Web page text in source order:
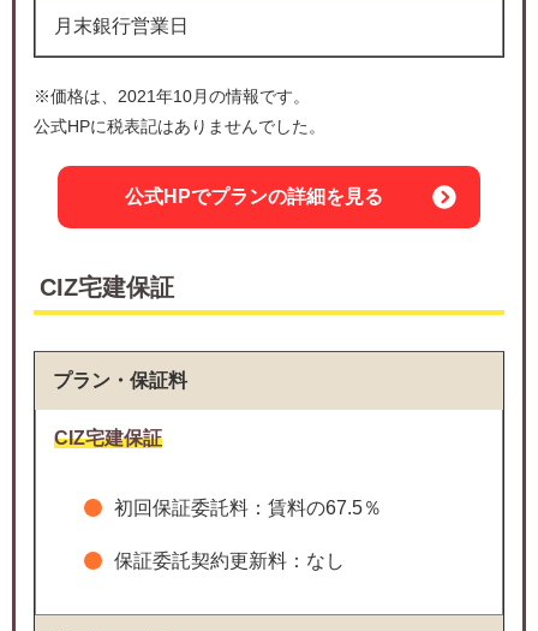
月末銀行営業日
※価格は、2021年10月の情報です。
公式HPに税表記はありませんでした。
公式HPでプランの詳細を見る
CIZ宅建保証
プラン・保証料
CIZ宅建保証
初回保証委託料：賃料の67.5％
保証委託契約更新料：なし